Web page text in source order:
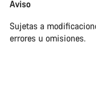
Aviso
Sujetas a
errores u omisiones.